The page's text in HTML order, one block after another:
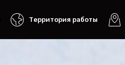
Территория работы